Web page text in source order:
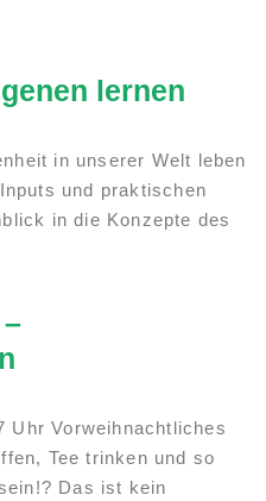
lernen
in unserer Welt leben
und praktischen
in die Konzepte des
Uhr Vorweihnachtliches
Tee trinken und so
Das ist kein